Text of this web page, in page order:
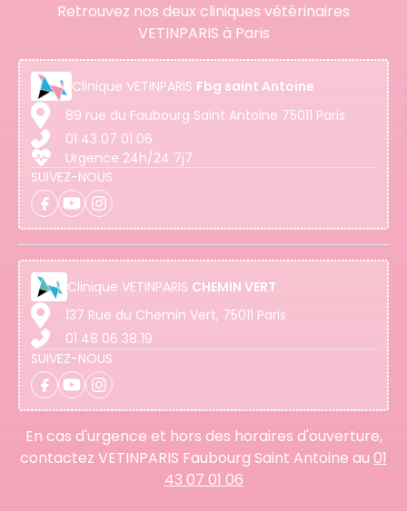
Retrouvez nos deux cliniques vétérinaires
VETINPARIS à Paris
Clinique VETINPARIS Fbg saint Antoine
89 rue du Faubourg Saint Antoine 75011 Paris
01 43 07 01 06
Urgence 24h/24 7j7
SUIVEZ-NOUS
Clinique VETINPARIS CHEMIN VERT
137 Rue du Chemin Vert, 75011 Paris
01 48 06 38 19
SUIVEZ-NOUS
En cas d'urgence et hors des horaires d'ouverture,
contactez VETINPARIS Faubourg Saint Antoine au 01
43 07 01 06